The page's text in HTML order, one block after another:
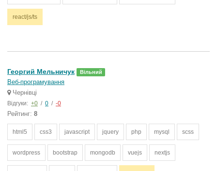
react/js/ts
Георгий Мельничук Вільний
Веб-програмування
Чернівці
Відгуки: +0 / 0 / -0
Рейтинг: 8
html5 css3 javascript jquery php mysql scss
wordpress bootstrap mongodb vuejs nextjs